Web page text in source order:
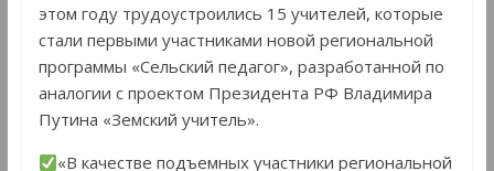
этом году трудоустроились 15 учителей, которые
стали первыми участниками новой региональной
программы «Сельский педагог», разработанной по
аналогии с проектом Президента РФ Владимира
Путина «Земский учитель».
«В качестве подъемных участники региональной